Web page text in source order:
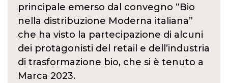
principale emerso dal convegno “Bio
nella distribuzione Moderna italiana”
che ha visto la partecipazione di alcuni
dei protagonisti del retail e dell’industria
di trasformazione bio, che si è tenuto a
Marca 2023.